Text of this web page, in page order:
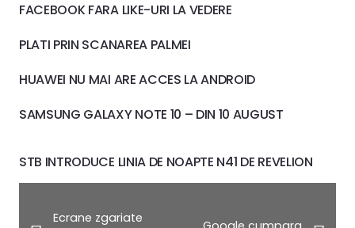
FACEBOOK FARA LIKE-URI LA VEDERE
PLATI PRIN SCANAREA PALMEI
HUAWEI NU MAI ARE ACCES LA ANDROID
SAMSUNG GALAXY NOTE 10 – DIN 10 AUGUST
STB INTRODUCE LINIA DE NOAPTE N41 DE REVELION
Ecrane zgariate